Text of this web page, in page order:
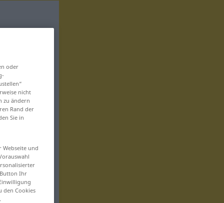
oder
nicht
zu ändern
Rand der
Sie in
und
Ihr
den Cookies